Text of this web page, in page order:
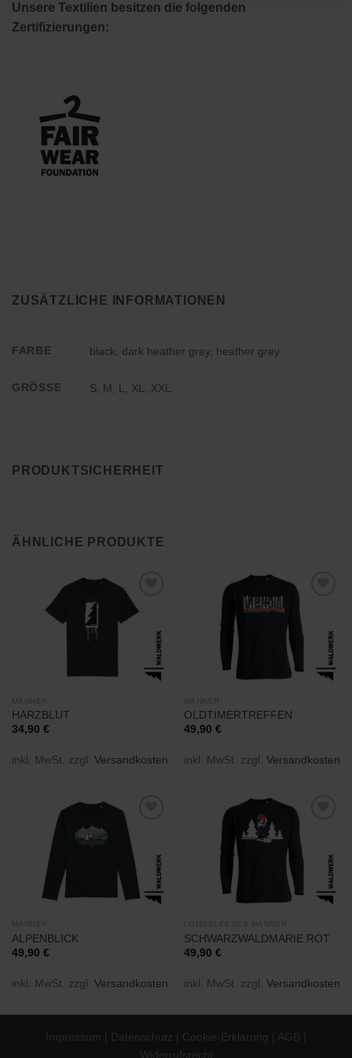
Unsere Textilien besitzen die folgenden
Zertifizierungen:
ZUSÄTZLICHE INFORMATIONEN
FARBE black, dark heather grey, heather grey
GRÖSSE S, M, L, XL, XXL
PRODUKTSICHERHEIT
ÄHNLICHE PRODUKTE
Zu
Wunschliste
hinzufügen
MÄNNER
HARZBLUT
34,90 €
inkl. MwSt. zzgl. Versandkosten
Wunschliste
hinzufügen
MÄNNER
OLDTIMERTREFFEN
49,90 €
inkl. MwSt. zzgl. Versandkosten
Wunschliste
hinzufügen
ALPENBLICK
49,90 €
inkl. MwSt. zzgl. Versandkosten
Wunschliste
hinzufügen
SCHWARZWALDMARIE ROT
49,90 €
inkl. MwSt. zzgl. Versandkosten
Impressum Datenschutz Cookie-Erklärung AGB
Widerrufsrecht